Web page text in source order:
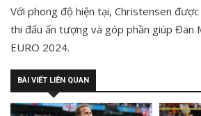
Với phong độ hiện tại, Christensen
thi đấu ấn tượng và góp phần giúp Đan
EURO 2024.
BÀI VIẾT LIÊN QUAN